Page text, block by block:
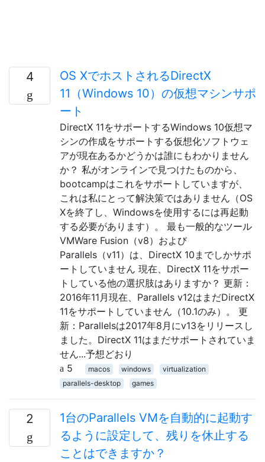
4
OS XでホストされるDirectX
11（Windows 10）の仮想マシンサポ
ート
DirectX 11をサポートするWindows 10仮想マ
シンの作成をサポートする仮想化ソフトウェ
アが現在あるかどうかは誰にもわかりません
か？ 私がオンラインで見つけたものから、
bootcampはこれをサポートしていますが、
これは私にとって解決策ではありません（OS
Xを終了し、Windowsを使用するには再起動
する必要があります）。 最も一般的なツール
VMWare Fusion（v8）および
Parallels（v11）は、DirectX 10までしかサポ
ートしていません 現在、DirectX 11をサポー
トしている他の選択肢はありますか？ 更新：
2016年11月現在、Parallels v12はまだDirectX
11をサポートしていません（10.1のみ）。 更
新：Parallelsは2017年8月にv13をリリースし
ました。DirectX 11はまだサポートされていま
せん...予想どおり
5
macos windows
virtualization
parallels-desktop
games
2
1台のParallels VMを自動的に起動す
るように設定して、残りを休止する
ことはできますか？